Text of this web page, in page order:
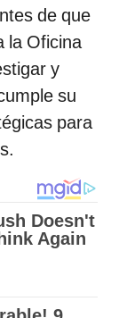
de que
la Oficina
y
su
para